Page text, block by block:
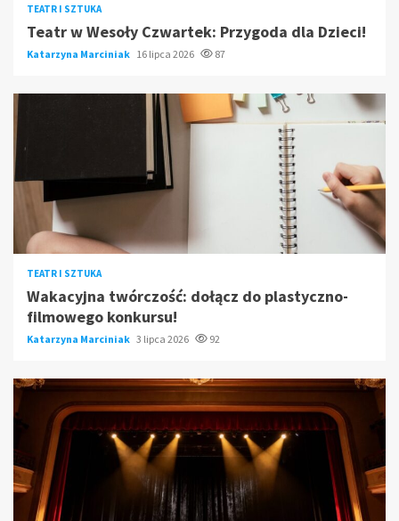
TEATR I SZTUKA
Teatr w Wesoły Czwartek: Przygoda dla Dzieci!
Katarzyna Marciniak 16 lipca 2026 87
TEATR I SZTUKA
Wakacyjna twórczość: dołącz do plastyczno-
filmowego konkursu!
Katarzyna Marciniak 3 lipca 2026 92